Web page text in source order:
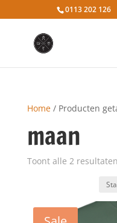
0113 202 126
Home/ Producten
maan
Toont alle 2 resultaten